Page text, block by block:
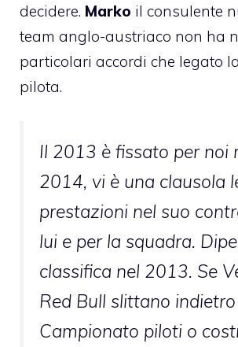
decidere. Marko il consulente
team anglo-austriaco non ha
particolari accordi che legato
pilota.
Il 2013 è fissato per noi
2014, vi è una clausola
prestazioni nel suo
lui e per la squadra.
classifica nel 2013. Se
Red Bull slittano
Campionato piloti o